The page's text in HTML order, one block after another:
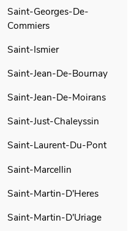
Saint-Georges-De-
Commiers
Saint-Ismier
Saint-Jean-De-Bournay
Saint-Jean-De-Moirans
Saint-Just-Chaleyssin
Saint-Laurent-Du-Pont
Saint-Marcellin
Saint-Martin-D'Heres
Saint-Martin-D'Uriage